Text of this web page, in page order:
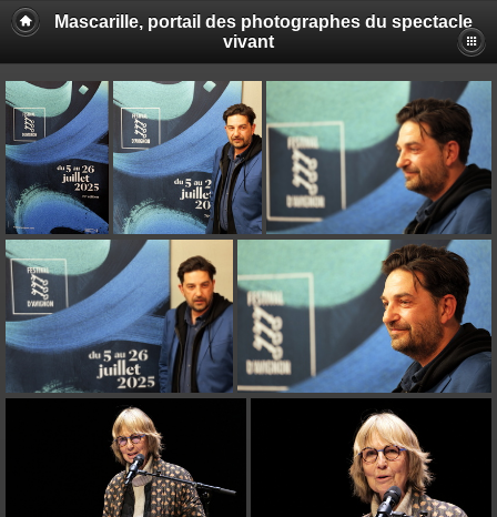
Mascarille, portail des photographes du spectacle
vivant